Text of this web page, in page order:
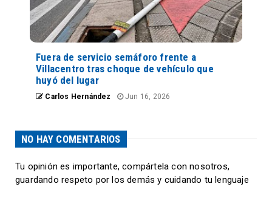
Fuera de servicio semáforo frente a
Villacentro tras choque de vehículo que
huyó del lugar
Carlos Hernández Jun 16, 2026
NO HAY COMENTARIOS
Tu opinión es importante, compártela con nosotros,
guardando respeto por los demás y cuidando tu lenguaje